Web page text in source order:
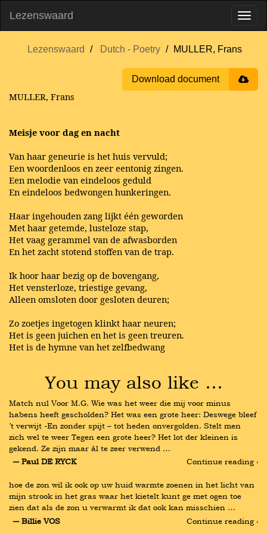
Lezenswaard
Lezenswaard Dutch - Poetry MULLER, Frans
Download document
MULLER, Frans
Meisje voor dag en nacht
Van haar geneurie is het huis vervuld;
Een woordenloos en zeer eentonig zingen.
Een melodie van eindeloos geduld
En eindeloos bedwongen hunkeringen.
Haar ingehouden zang lijkt één geworden
Met haar getemde, lusteloze stap,
Het vaag gerammel van de afwasborden
En het zacht stotend stoffen van de trap.
Ik hoor haar bezig op de bovengang,
Het vensterloze, triestige gevang,
Alleen omsloten door gesloten deuren;
Zo zoetjes ingetogen klinkt haar neuren;
Het is geen juichen en het is geen treuren.
Het is de hymne van het zelfbedwang
You may also like …
Match nul Voor M.G. Wie was het weer die mij voor minus
habens heeft gescholden? Het was een grote heer: Deswege bleef
’t verwijt -En zonder spijt – tot heden onvergolden. Stelt men
zich wel te weer Tegen een grote heer? Het lot der kleinen is
gekend. Ze zijn maar àl te zeer verwend …
― Paul DE RYCK
Continue reading ›
hoe de zon wil ik ook op uw huid warmte zoenen in het licht van
mijn strook in het gras waar het kietelt kunt ge met ogen toe
zien dat als de zon u verwarmt ik dat ook kan misschien …
― Billie VOS
Continue reading ›